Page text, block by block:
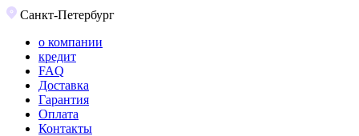
Санкт-Петербург
о компании
кредит
FAQ
Доставка
Гарантия
Оплата
Контакты